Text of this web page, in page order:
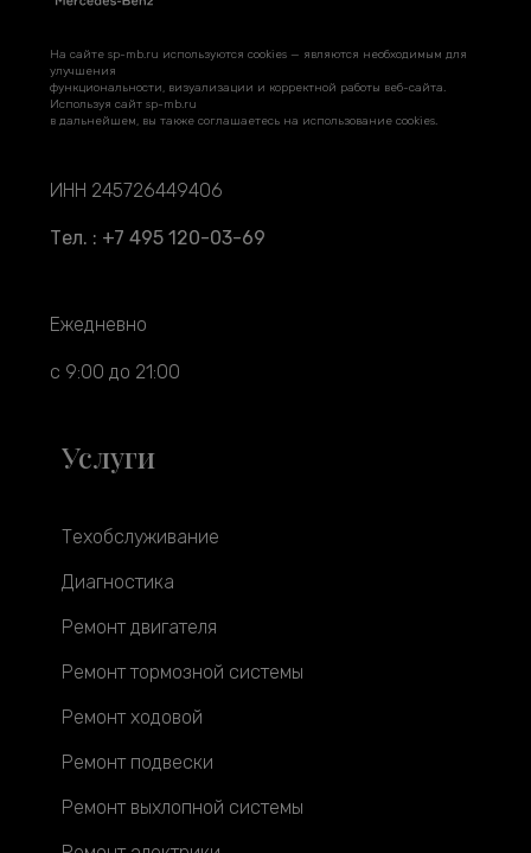
На сайте sp-mb.ru используются cookies — являются необходимым для
улучшения
функциональности, визуализации и корректной работы веб-сайта.
Используя сайт sp-mb.ru
в дальнейшем, вы также соглашаетесь на использование cookies.
ИНН 245726449406
Тел. : +7 495 120-03-69
Ежедневно
с 9:00 до 21:00
Услуги
Техобслуживание
Диагностика
Ремонт двигателя
Ремонт тормозной системы
Ремонт ходовой
Ремонт подвески
Ремонт выхлопной системы